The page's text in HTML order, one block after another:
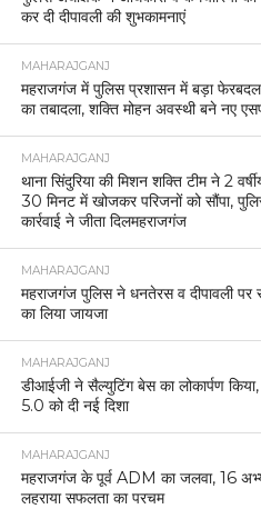
कर दी दीपावली की शुभकामनाएं
MAHARAJGANJ
महराजगंज में पुलिस प्रशासन में बड़ा फेरबदल,
का तबादला, शक्ति मोहन अवस्थी बने नए
MAHARAJGANJ
थाना सिंदुरिया की मिशन शक्ति टीम ने 2
30 मिनट में खोजकर परिजनों को सौंपा,
कार्रवाई ने जीता दिलमहराजगंज
MAHARAJGANJ
महराजगंज पुलिस ने धनतेरस व दीपावली पर
का लिया जायजा
MAHARAJGANJ
डीआईजी ने सैल्युटिंग बेस का लोकार्पण
5.0 को दी नई दिशा
MAHARAJGANJ
महराजगंज के पूर्व ADM का जलवा, 16
लहराया सफलता का परचम